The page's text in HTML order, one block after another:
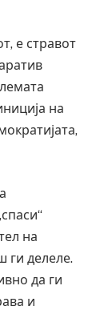
е стравот
на
на
ги делеле.
да ги
и